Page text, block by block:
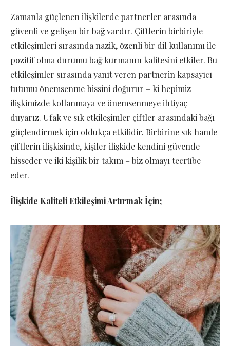
Zamanla güçlenen ilişkilerde partnerler arasında
güvenli ve gelişen bir bağ vardır. Çiftlerin birbiriyle
etkileşimleri sırasında nazik, özenli bir dil kullanımı ile
pozitif olma durumu bağ kurmanın kalitesini etkiler. Bu
etkileşimler sırasında yanıt veren partnerin kapsayıcı
tutumu önemsenme hissini doğurur – ki hepimiz
ilişkimizde kollanmaya ve önemsenmeye ihtiyaç
duyarız. Ufak ve sık etkileşimler çiftler arasındaki bağı
güçlendirmek için oldukça etkilidir. Birbirine sık hamle
çiftlerin ilişkisinde, kişiler ilişkide kendini güvende
hisseder ve iki kişilik bir takım – biz olmayı tecrübe
eder.
İlişkide Kaliteli Etkileşimi Artırmak İçin;